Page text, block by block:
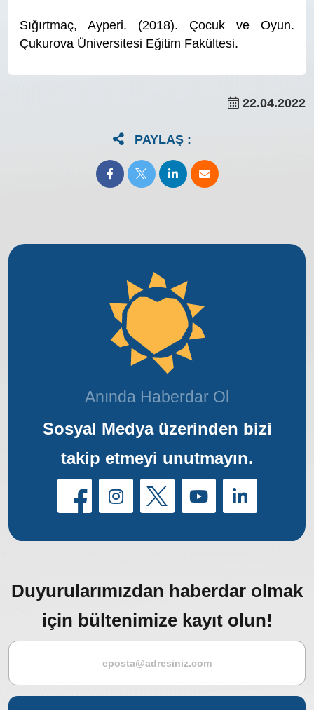
Sığırtmaç, Ayperi. (2018). Çocuk ve Oyun.
Çukurova Üniversitesi Eğitim Fakültesi.
22.04.2022
PAYLAŞ :
Anında Haberdar Ol
Sosyal Medya üzerinden bizi
takip etmeyi unutmayın.
Duyurularımızdan haberdar olmak
için bültenimize kayıt olun!